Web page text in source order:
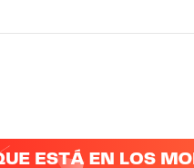
CON EL ARTE SIN DARME